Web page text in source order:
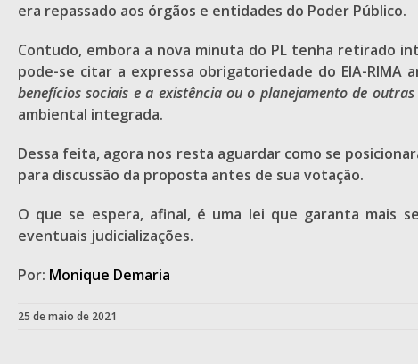
era repassado aos órgãos e entidades do Poder Público.
Contudo, embora a nova minuta do PL tenha retirado
pode-se citar a expressa obrigatoriedade do EIA-RIMA
benefícios sociais e a existência ou o planejamento de
ambiental integrada.
Dessa feita, agora nos resta aguardar como se
para discussão da proposta antes de sua votação.
O que se espera, afinal, é uma lei que garanta mais
eventuais judicializações.
Por: Monique Demaria
25 de maio de 2021